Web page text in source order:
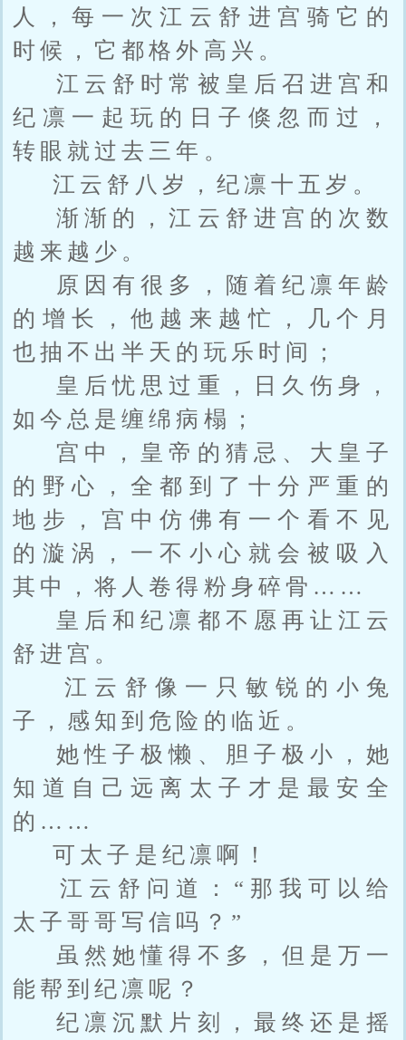
人，每一次江云舒进宫骑它的
时候，它都格外高兴。
江云舒时常被皇后召进宫和
纪凛一起玩的日子倏忽而过，
转眼就过去三年。
江云舒八岁，纪凛十五岁。
渐渐的，江云舒进宫的次数
越来越少。
原因有很多，随着纪凛年龄
的增长，他越来越忙，几个月
也抽不出半天的玩乐时间；
皇后忧思过重，日久伤身，
如今总是缠绵病榻；
宫中，皇帝的猜忌、大皇子
的野心，全都到了十分严重的
地步，宫中仿佛有一个看不见
的漩涡，一不小心就会被吸入
其中，将人卷得粉身碎骨……
皇后和纪凛都不愿再让江云
舒进宫。
江云舒像一只敏锐的小兔
子，感知到危险的临近。
她性子极懒、胆子极小，她
知道自己远离太子才是最安全
的……
可太子是纪凛啊！
江云舒问道：“那我可以给
太子哥哥写信吗？”
虽然她懂得不多，但是万一
能帮到纪凛呢？
纪凛沉默片刻，最终还是摇